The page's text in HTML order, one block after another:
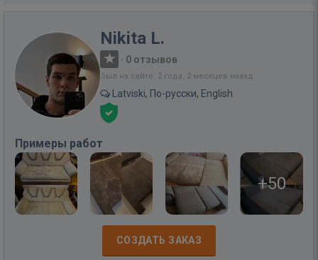
Nikita L.
· 0 отзывов
Был на сайте: 2 года, 2 месяцев назад
Latviski, По-русски, English
Примеры работ
+50
СОЗДАТЬ ЗАКАЗ